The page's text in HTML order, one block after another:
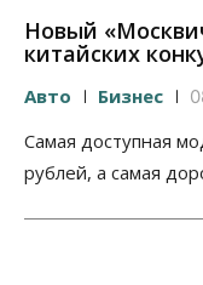
Новый
китайских
Авто Бизнес
Самая доступная
рублей, а самая